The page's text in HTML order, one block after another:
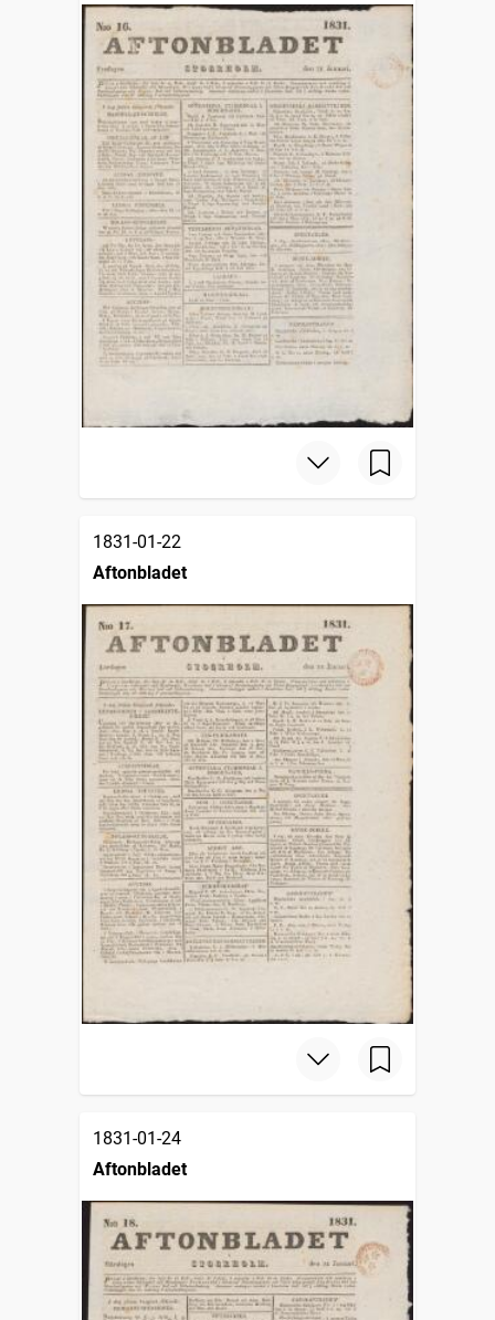
1831-01-22
Aftonbladet
1831-01-24
Aftonbladet